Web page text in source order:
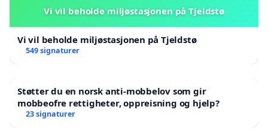
Vi vil beholde miljøstasjonen på Tjeldstø
Vi vil beholde miljøstasjonen på Tjeldstø
549 signaturer
Støtter du en norsk anti-mobbelov som gir
mobbeofre rettigheter, oppreisning og hjelp?
23 signaturer